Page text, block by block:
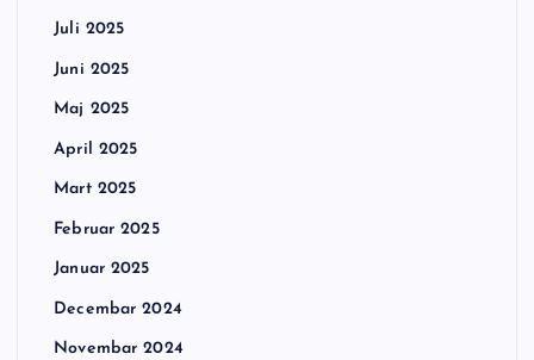
Juli 2025
Juni 2025
Maj 2025
April 2025
Mart 2025
Februar 2025
Januar 2025
Decembar 2024
Novembar 2024